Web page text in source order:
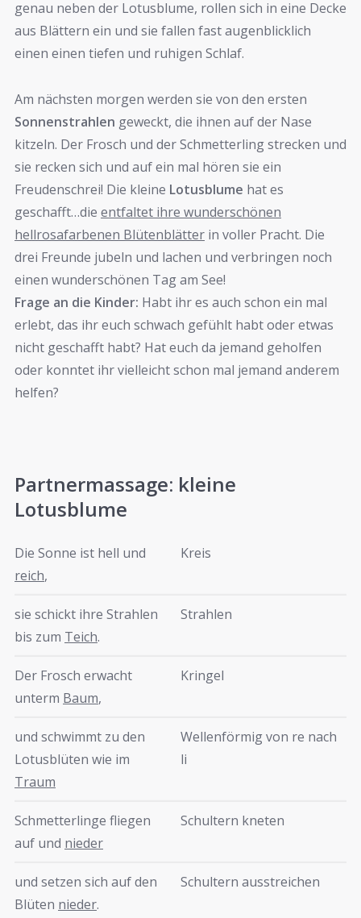
genau neben der Lotusblume, rollen sich in eine Decke
aus Blättern ein und sie fallen fast augenblicklich
einen einen tiefen und ruhigen Schlaf.
Am nächsten morgen werden sie von den ersten
Sonnenstrahlen geweckt, die ihnen auf der Nase
kitzeln. Der Frosch und der Schmetterling strecken und
sie recken sich und auf ein mal hören sie ein
Freudenschrei! Die kleine Lotusblume hat es
geschafft…die entfaltet ihre wunderschönen
hellrosafarbenen Blütenblätter in voller Pracht. Die
drei Freunde jubeln und lachen und verbringen noch
einen wunderschönen Tag am See!
Frage an die Kinder: Habt ihr es auch schon ein mal
erlebt, das ihr euch schwach gefühlt habt oder etwas
nicht geschafft habt? Hat euch da jemand geholfen
oder konntet ihr vielleicht schon mal jemand anderem
helfen?
Partnermassage: kleine
Lotusblume
Die Sonne ist hell und
reich,
Kreis
sie schickt ihre Strahlen
bis zum Teich.
Strahlen
Der Frosch erwacht
unterm Baum,
Kringel
und schwimmt zu den
Lotusblüten wie im
Traum
Wellenförmig von re nach
li
Schmetterlinge fliegen
auf und nieder
Schultern kneten
und setzen sich auf den
Blüten nieder.
Schultern ausstreichen